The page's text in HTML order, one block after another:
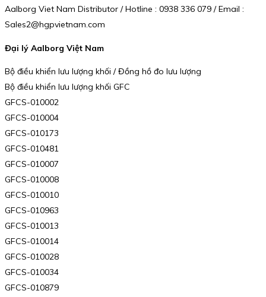
Aalborg Viet Nam Distributor / Hotline : 0938 336 079 / Email :
Sales2@hgpvietnam.com
Đại lý Aalborg Việt Nam
Bộ điều khiển lưu lượng khối / Đồng hồ đo lưu lượng
Bộ điều khiển lưu lượng khối GFC
GFCS-010002
GFCS-010004
GFCS-010173
GFCS-010481
GFCS-010007
GFCS-010008
GFCS-010010
GFCS-010963
GFCS-010013
GFCS-010014
GFCS-010028
GFCS-010034
GFCS-010879